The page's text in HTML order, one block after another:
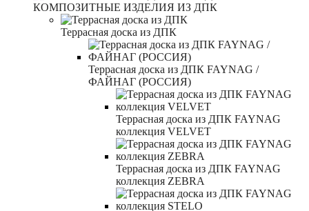
КОМПОЗИТНЫЕ ИЗДЕЛИЯ ИЗ ДПК
Террасная доска из ДПК
Террасная доска из ДПК FAYNAG /
ФАЙНАГ (РОССИЯ)
Террасная доска из ДПК FAYNAG
коллекция VELVET
Террасная доска из ДПК FAYNAG
коллекция ZEBRA